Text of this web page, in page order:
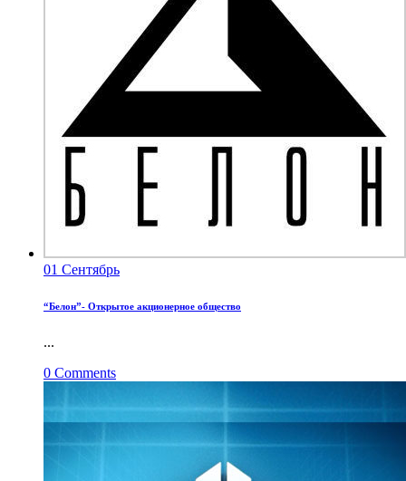
01 Сентябрь
“Белон”- Открытое акционерное общество
...
0 Comments